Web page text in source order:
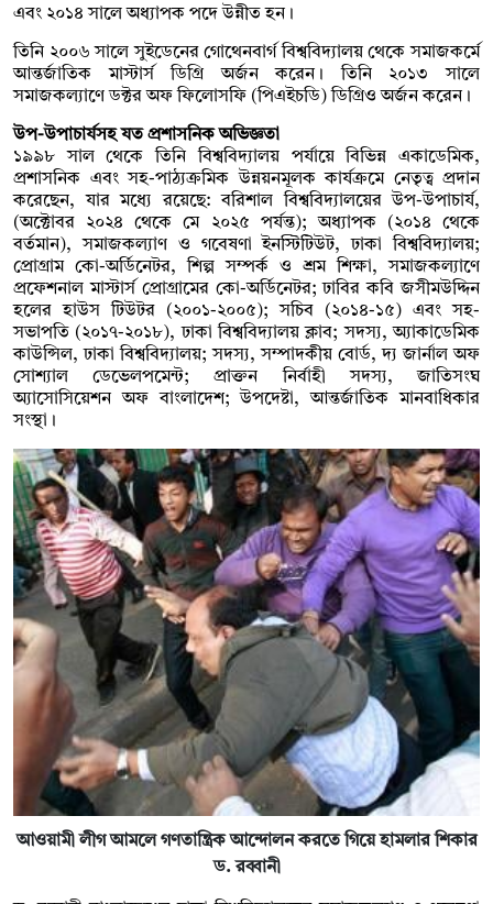
এবং ২০১৪ সালে অধ্যাপক পদে উন্নীত হন।
তিনি ২০০৬ সালে সুইডেনের গোথেনবার্গ বিশ্ববিদ্যালয় থেকে সমাজকর্মে
আন্তর্জাতিক মাস্টার্স ডিগ্রি অর্জন করেন। তিনি ২০১৩ সালে
সমাজকল্যাণে ডক্টর অফ ফিলোসফি (পিএইচডি) ডিগ্রিও অর্জন করেন।
উপ-উপাচার্যসহ যত প্রশাসনিক অভিজ্ঞতা
১৯৯৮ সাল থেকে তিনি বিশ্ববিদ্যালয় পর্যায়ে বিভিন্ন একাডেমিক,
প্রশাসনিক এবং সহ-পাঠ্যক্রমিক উন্নয়নমূলক কার্যক্রমে নেতৃত্ব প্রদান
করেছেন, যার মধ্যে রয়েছে: বরিশাল বিশ্ববিদ্যালয়ের উপ-উপাচার্য,
(অক্টোবর ২০২৪ থেকে মে ২০২৫ পর্যন্ত); অধ্যাপক (২০১৪ থেকে
বর্তমান), সমাজকল্যাণ ও গবেষণা ইনস্টিটিউট, ঢাকা বিশ্ববিদ্যালয়;
প্রোগ্রাম কো-অর্ডিনেটর, শিল্প সম্পর্ক ও শ্রম শিক্ষা, সমাজকল্যাণে
প্রফেশনাল মাস্টার্স প্রোগ্রামের কো-অর্ডিনেটর; ঢাবির কবি জসীমউদ্দিন
হলের হাউস টিউটর (২০০১-২০০৫); সচিব (২০১৪-১৫) এবং সহ-
সভাপতি (২০১৭-২০১৮), ঢাকা বিশ্ববিদ্যালয় ক্লাব; সদস্য, অ্যাকাডেমিক
কাউন্সিল, ঢাকা বিশ্ববিদ্যালয়; সদস্য, সম্পাদকীয় বোর্ড, দ্য জার্নাল অফ
সোশ্যাল ডেভেলপমেন্ট; প্রাক্তন নির্বাহী সদস্য, জাতিসংঘ
অ্যাসোসিয়েশন অফ বাংলাদেশ; উপদেষ্টা, আন্তর্জাতিক মানবাধিকার
সংস্থা।
আওয়ামী লীগ আমলে গণতান্ত্রিক আন্দোলন করতে গিয়ে হামলার শিকার
ড. রব্বানী